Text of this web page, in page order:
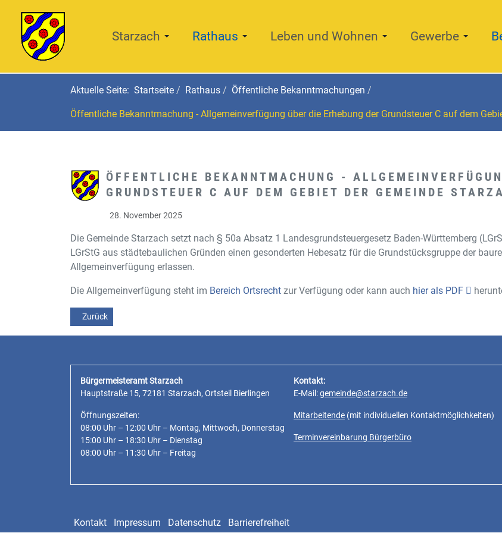
Starzach Rathaus Leben und Wohnen Gewerbe
Aktuelle Seite: Startseite Rathaus Öffentliche Bekanntmachungen
Öffentliche Bekanntmachung - Allgemeinverfügung über die Erhebung der Grundsteuer C auf dem
ÖFFENTLICHE BEKANNTMACHUNG -
GRUNDSTEUER C AUF DEM GEBIET DER GEMEINDE
28. November 2025
Die Gemeinde Starzach setzt nach § 50a Absatz 1 Landesgrundsteuergesetz Baden-Württemberg
LGrStG aus städtebaulichen Gründen einen gesonderten Hebesatz für die Grundstücksgruppe der
Allgemeinverfügung erlassen.
Die Allgemeinverfügung steht im Bereich Ortsrecht zur Verfügung oder kann auch hier als PDF
Vorheriger Beitrag: Öffentliche Bekanntmachung - Satzung (Hausordnung) über die Benutzung der Starzacher
Zurück
Bürgermeisteramt Starzach
Hauptstraße 15, 72181 Starzach, Ortsteil Bierlingen
Öffnungszeiten:
08:00 Uhr – 12:00 Uhr – Montag, Mittwoch, Donnerstag
15:00 Uhr – 18:30 Uhr – Dienstag
08:00 Uhr – 11:30 Uhr – Freitag
Kontakt:
E-Mail:gemeinde@starzach.de
Mitarbeitende (mit individuellen Kontaktmöglichkeiten)
Terminvereinbarung Bürgerbüro
Kontakt Impressum Datenschutz Barrierefreiheit